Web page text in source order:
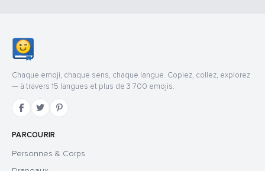
Chaque emoji, chaque sens, chaque langue. Copiez, collez, explorez
— à travers 15 langues et plus de 3 700 emojis.
PARCOURIR
Personnes & Corps